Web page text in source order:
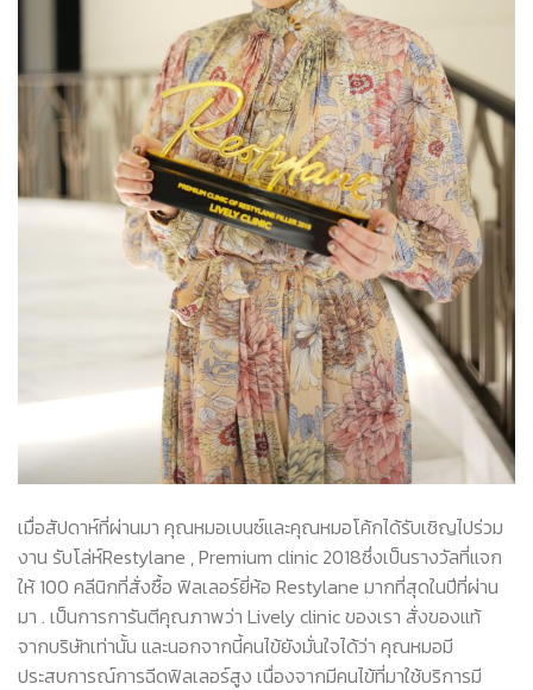
เมื่อสัปดาห์ที่ผ่านมา คุณหมอเบนซ์และคุณหมอโค้กได้รับเชิญไปร่วม
งาน รับโล่ห์Restylane , Premium clinic 2018ซึ่งเป็นรางวัลที่แจก
ให้ 100 คลีนิกที่สั่งซื้อ ฟิลเลอร์ยี่ห้อ Restylane มากที่สุดในปีที่ผ่าน
มา . เป็นการการันตีคุณภาพว่า Lively clinic ของเรา สั่งของแท้
จากบริษัทเท่านั้น และนอกจากนี้คนไข้ยังมั่นใจได้ว่า คุณหมอมี
ประสบการณ์การฉีดฟิลเลอร์สูง เนื่องจากมีคนไข้ที่มาใช้บริการมี